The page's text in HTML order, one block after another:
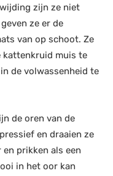
zijn ze niet
ze er de
van op schoot. Ze
kattenkruid muis te
de volwassenheid te
de oren van de
en draaien ze
prikken als een
in het oor kan